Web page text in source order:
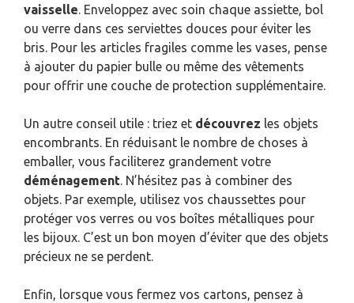
vaisselle. Enveloppez avec soin chaque assiette, bol
ou verre dans ces serviettes douces pour éviter les
bris. Pour les articles fragiles comme les vases, pense
à ajouter du papier bulle ou même des vêtements
pour offrir une couche de protection supplémentaire.
Un autre conseil utile : triez et découvrez les objets
encombrants. En réduisant le nombre de choses à
emballer, vous faciliterez grandement votre
déménagement. N’hésitez pas à combiner des
objets. Par exemple, utilisez vos chaussettes pour
protéger vos verres ou vos boîtes métalliques pour
les bijoux. C’est un bon moyen d’éviter que des objets
précieux ne se perdent.
Enfin, lorsque vous fermez vos cartons, pensez à